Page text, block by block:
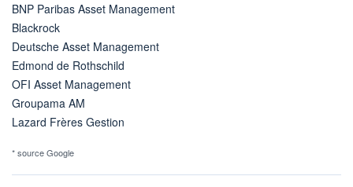
BNP Paribas Asset Management
Blackrock
Deutsche Asset Management
Edmond de Rothschild
OFI Asset Management
Groupama AM
Lazard Frères Gestion
* source Google